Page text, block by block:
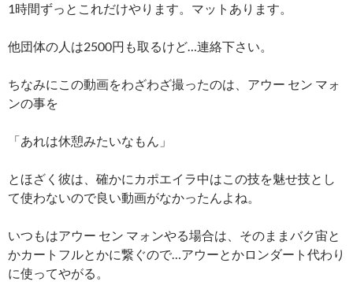
1時間ずっとこれだけやります。マットあります。
他団体の人は2500円も取るけど…連絡下さい。
ちなみにこの動画をわざわざ撮ったのは、アウー セン マォ
ンの事を
「あれは休憩みたいなもん」
とほざく彼は、確かにカポエイラ中はこの技を魅せ技とし
て使わないので良い動画がなかったんよね。
いつもはアウー セン マォンやる場合は、そのままバク宙と
かカートフルとかに繋ぐので…アウーとかロンダート代わり
に使ってやがる。